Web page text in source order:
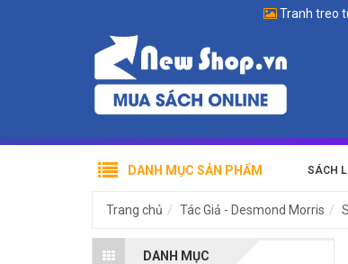
Tranh treo
SÁCH
DANH MỤC SẢN PHẨM
Trang chủ Tác Giả - Desmond Morris
DANH MỤC